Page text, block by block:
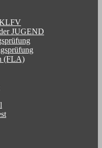
KLFV
JUGEND
(FLA)